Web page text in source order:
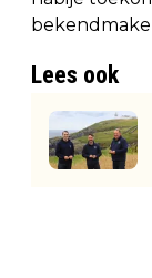
Lees ook